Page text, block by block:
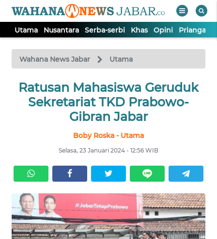
Utama Nusantara Serba-serbi Khas Opini Priangan
Wahana News Jabar Utama
Ratusan Mahasiswa Geruduk
Sekretariat TKD Prabowo-
Gibran Jabar
Boby Roska - Utama
Selasa, 23 Januari 2024 - 12:56 WIB
TV
Tutup
UTAMA
KHAS
OPINI
PRIANGAN